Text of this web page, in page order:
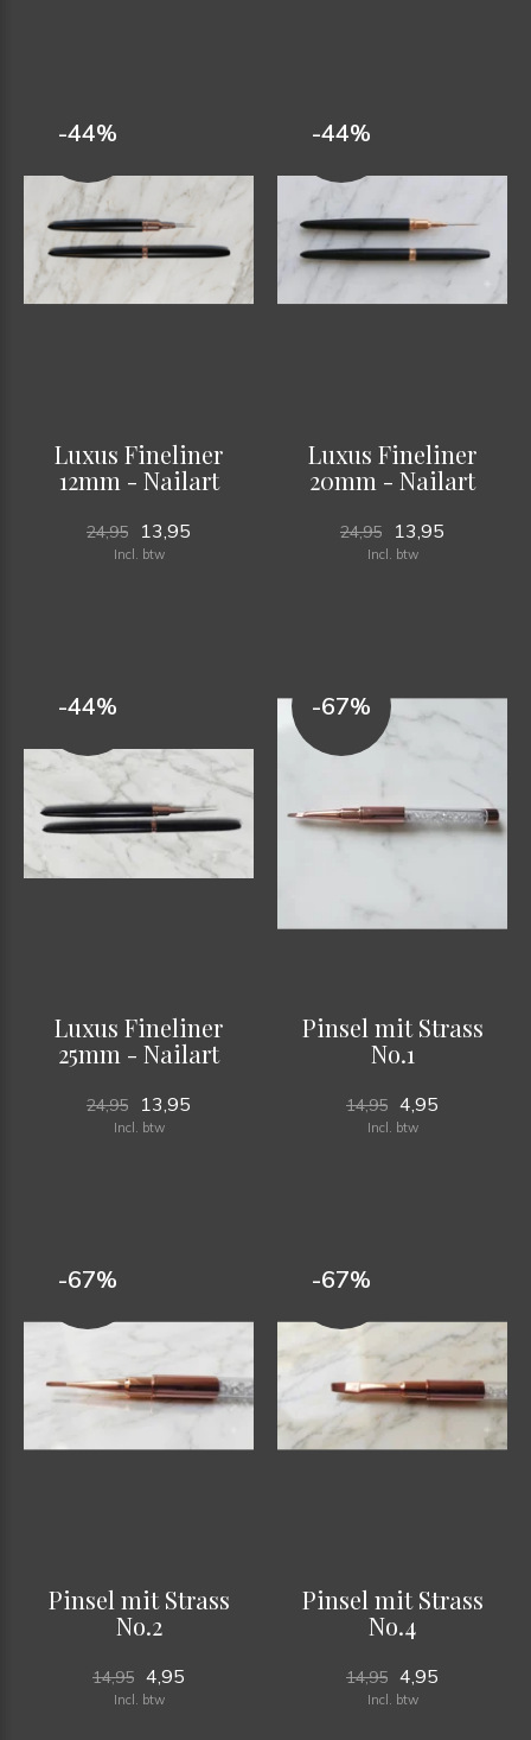
-44%
Luxus Fineliner
12mm - Nailart
24,95 13,95
Incl. btw
-44%
Luxus Fineliner
20mm - Nailart
24,95 13,95
Incl. btw
-44%
Luxus Fineliner
25mm - Nailart
24,95 13,95
Incl. btw
-67%
Pinsel mit Strass
No.1
14,95 4,95
Incl. btw
-67%
Pinsel mit Strass
No.2
14,95 4,95
Incl. btw
-67%
Pinsel mit Strass
No.4
14,95 4,95
Incl. btw